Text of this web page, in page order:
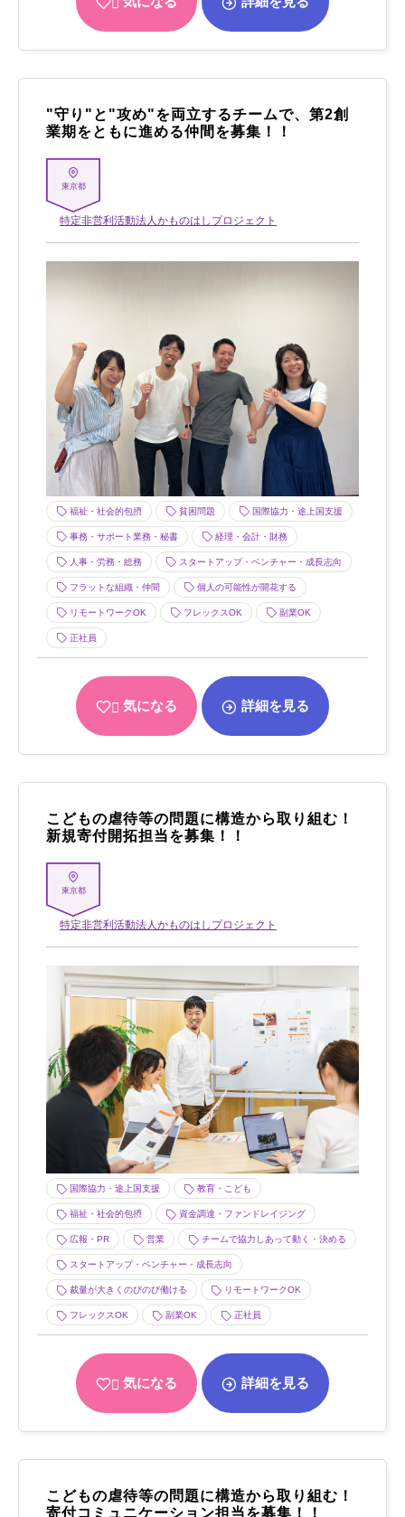
"守り"と"攻め"を両立するチームで、第2創
業期をともに進める仲間を募集！！
東京都
特定非営利活動法人かものはしプロジェクト
福祉・社会的包摂 貧困問題 国際協力・途上国支援
事務・サポート業務・秘書 経理・会計・財務
人事・労務・総務 スタートアップ・ベンチャー・成長志向
フラットな組織・仲間 個人の可能性が開花する
リモートワークOK フレックスOK 副業OK
正社員
気になる 詳細を見る
こどもの虐待等の問題に構造から取り組む！
新規寄付開拓担当を募集！！
東京都
特定非営利活動法人かものはしプロジェクト
国際協力・途上国支援 教育・こども
福祉・社会的包摂 資金調達・ファンドレイジング
広報・PR 営業 チームで協力しあって動く・決める
スタートアップ・ベンチャー・成長志向
裁量が大きくのびのび働ける リモートワークOK
フレックスOK 副業OK 正社員
気になる 詳細を見る
こどもの虐待等の問題に構造から取り組む！
寄付コミュニケーション担当を募集！！